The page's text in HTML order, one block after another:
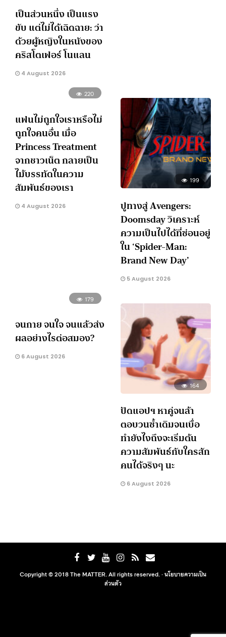
เป็นส่วนหนึ่ง เป็นแรง
ขับ แต่ไม่ได้เฉิดฉาย: ว่า
ด้วยผู้หญิงในหนังของ
คริสโตเฟอร์ โนแลน
4 August 2026
220
แฟนไม่ถูกใจเราหรือไม่
ถูกใจคนอื่น เมื่อ
Princess Treatment
จากชาวเน็ต กลายเป็น
ไม้บรรทัดในความ
สัมพันธ์ของเรา
4 August 2026
199
ปูทางสู่ Avengers:
Doomsday วิเคราะห์
ความเป็นไปได้ที่ซ่อนอยู่
ใน ‘Spider-Man:
Brand New Day’
5 August 2026
179
จนกาย จนใจ จนแล้วส่ง
ผลอย่างไรต่อสมอง?
6 August 2026
164
ปัดแอปฯ หาคู่จนล้า
ตอบวนซ้ำเดิมจนเบื่อ
ทำยังไงถึงจะเริ่มต้น
ความสัมพันธ์กับใครสัก
คนได้จริงๆ นะ
6 August 2026
Copyright © 2018 The MATTER. All rights reserved. ·นโยบายความเป็น
ส่วนตัว